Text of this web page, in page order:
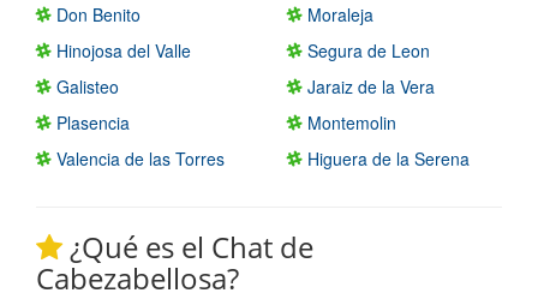
Don Benito
Moraleja
Hinojosa del Valle
Segura de Leon
Galisteo
Jaraiz de la Vera
Plasencia
Montemolin
Valencia de las Torres
Higuera de la Serena
¿Qué es el Chat de
Cabezabellosa?